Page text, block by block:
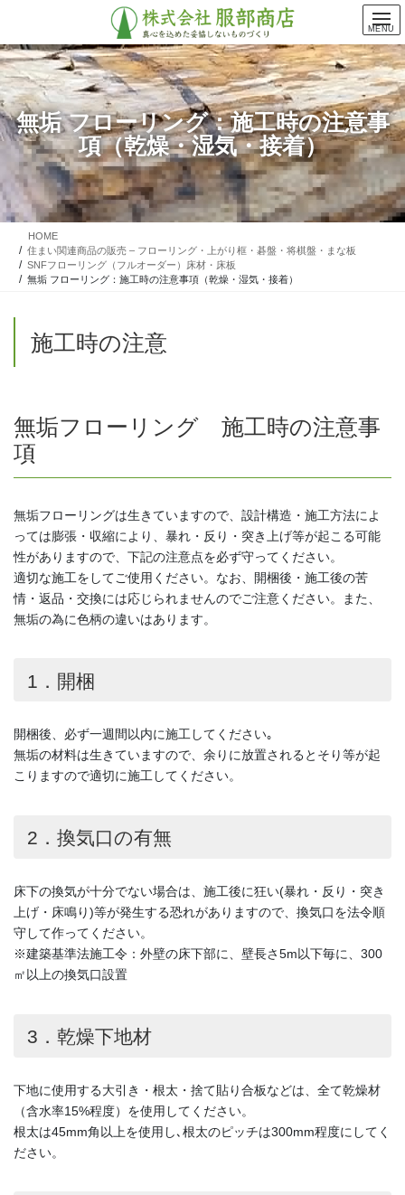
テ
ン
ツ
に
移
動
ゲ
ー
シ
ョ
ン
に
無垢 フローリング：施工時の注意事
項（乾燥・湿気・接着）
HOME
住まい関連商品の販売 – フローリング・上がり框・碁盤・将棋盤・まな板
SNFフローリング（フルオーダー）床材・床板
無垢 フローリング：施工時の注意事項（乾燥・湿気・接着）
施工時の注意
無垢フローリング 施工時の注意事
項
無垢フローリングは生きていますので、設計構造・施工方法によ
っては膨張・収縮により、暴れ・反り・突き上げ等が起こる可能
性がありますので、下記の注意点を必ず守ってください。
適切な施工をしてご使用ください。なお、開梱後・施工後の苦
情・返品・交換には応じられませんのでご注意ください。また、
無垢の為に色柄の違いはあります。
1．開梱
開梱後、必ず一週間以内に施工してください｡
無垢の材料は生きていますので、余りに放置されるとそり等が起
こりますので適切に施工してください。
2．換気口の有無
床下の換気が十分でない場合は、施工後に狂い(暴れ・反り・突き
上げ・床鳴り)等が発生する恐れがありますので、換気口を法令順
守して作ってください。
※建築基準法施工令：外壁の床下部に、壁長さ5m以下毎に、300
㎡以上の換気口設置
3．乾燥下地材
下地に使用する大引き・根太・捨て貼り合板などは、全て乾燥材
（含水率15%程度）を使用してください。
根太は45mm角以上を使用し､根太のピッチは300mm程度にしてく
ださい。
MENU